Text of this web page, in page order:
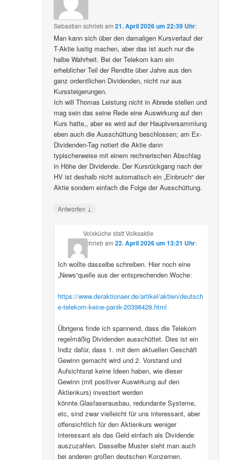
Sebastian schriebam21. April 2026 um 22:39 Uhr:
Man kann sich über den damaligen Kursverlauf der
T-Aktie lustig machen, aber das ist auch nur die
halbe Wahrheit. Bei der Telekom kam ein
erheblicher Teil der Rendite über Jahre aus den
ganz ordentlichen Dividenden, nicht nur aus
Kurssteigerungen.
Ich will Thomas Leistung nicht in Abrede stellen und
mag sein das seine Rede eine Auswirkung auf den
Kurs hatte,, aber es wird auf der Hauptversammlung
eben auch die Ausschüttung beschlossen; am Ex-
Dividenden-Tag notiert die Aktie dann
typischerweise mit einem rechnerischen Abschlag
in Höhe der Dividende. Der Kursrückgang nach der
HV ist deshalb nicht automatisch ein „Einbruch“ der
Aktie sondern einfach die Folge der Ausschüttung.
Antworten ↓
Volxküche statt Volksaktie
schriebam 22. April 2026 um 13:21 Uhr:
Ich wollte dasselbe schreiben. Hier noch eine
„News“quelle aus der entsprechenden Woche:
https://www.deraktionaer.de/artikel/aktien/deutsch
e-telekom-keine-panik-20398428.html
Übrigens finde ich spannend, dass die Telekom
regelmäßig Dividenden ausschüttet. Dies ist ein
Indiz dafür, dass 1. mit dem aktuellen Geschäft
Gewinn gemacht wird und 2. Vorstand und
Aufsichtsrat keine Ideen haben, wie dieser
Gewinn (mit positiver Auswirkung auf den
Aktienkurs) investiert werden
könnte.Glasfaserausbau, redundante Systeme,
etc, sind zwar vielleicht für uns interessant, aber
offensichtlich für den Aktienkurs weniger
interessant als das Geld einfach als Dividende
auszuzahlen. Dasselbe Muster sieht man auch
bei anderen großen deutschen Konzernen.